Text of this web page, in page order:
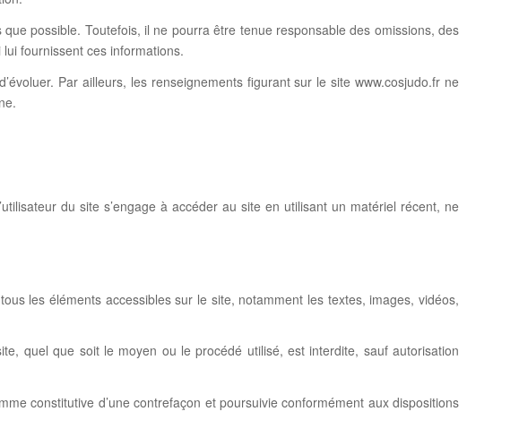
possible. Toutefois, il ne pourra être tenue responsable des omissions, des
fournissent ces informations.
Par ailleurs, les renseignements figurant sur le site www.cosjudo.fr ne
du site s’engage à accéder au site en utilisant un matériel récent, ne
les éléments accessibles sur le site, notamment les textes, images, vidéos,
quel que soit le moyen ou le procédé utilisé, est interdite, sauf autorisation
constitutive d’une contrefaçon et poursuivie conformément aux dispositions